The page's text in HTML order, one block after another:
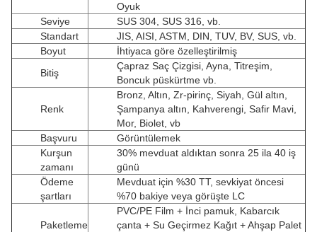
Oyuk
Seviye
SUS 304, SUS 316, vb.
Standart
JIS, AISI, ASTM, DIN, TUV, BV, SUS, vb.
Boyut
İhtiyaca göre özelleştirilmiş
Bitiş
Çapraz Saç Çizgisi, Ayna, Titreşim,
Boncuk püskürtme vb.
Renk
Bronz, Altın, Zr-pirinç, Siyah, Gül altın,
Şampanya altın, Kahverengi, Safir Mavi,
Mor, Biolet, vb
Başvuru
Görüntülemek
Kurşun
zamanı
30% mevduat aldıktan sonra 25 ila 40 iş
günü
Ödeme
şartları
Mevduat için %30 TT, sevkiyat öncesi
%70 bakiye veya görüşte LC
Paketleme
PVC/PE Film + İnci pamuk, Kabarcık
çanta + Su Geçirmez Kağıt + Ahşap Palet